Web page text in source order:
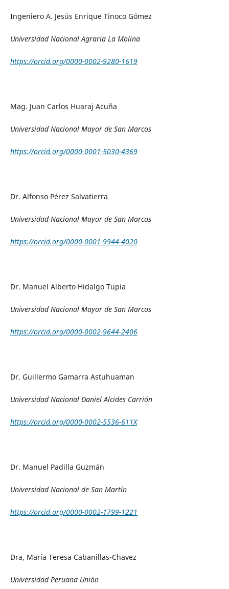
Ingeniero A. Jesús Enrique Tinoco Gómez
Universidad Nacional Agraria La Molina
https://orcid.org/0000-0002-9280-1619
Mag. Juan Carlos Huaraj Acuña
Universidad Nacional Mayor de San Marcos
https://orcid.org/0000-0001-5030-4369
Dr. Alfonso Pérez Salvatierra
Universidad Nacional Mayor de San Marcos
https://orcid.org/0000-0001-9944-4020
Dr. Manuel Alberto Hidalgo Tupia
Universidad Nacional Mayor de San Marcos
https://orcid.org/0000-0002-9644-2406
Dr. Guillermo Gamarra Astuhuaman
Universidad Nacional Daniel Alcides Carrión
https://orcid.org/0000-0002-5536-611X
Dr. Manuel Padilla Guzmán
Universidad Nacional de San Martín
https://orcid.org/0000-0002-1799-1221
Dra, María Teresa Cabanillas-Chavez
Universidad Peruana Unión